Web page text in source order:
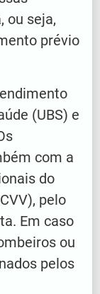
ou seja,
prévio
(UBS) e
com a
do
pelo
Em caso
ou
pelos